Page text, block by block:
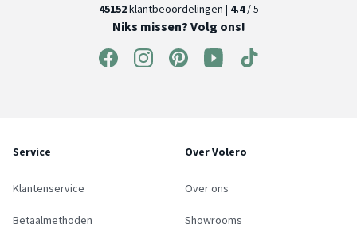
45152klantbeoordelingen | 4.4/ 5
Niks missen? Volg ons!
Service
Klantenservice
Betaalmethoden
Over Volero
Over ons
Showrooms